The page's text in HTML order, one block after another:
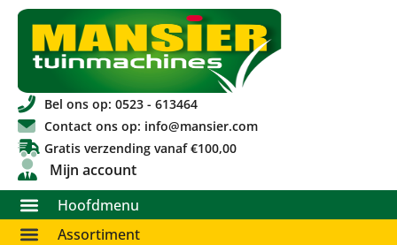
Bel ons op: 0523 - 613464
Contact ons op: info@mansier.com
Gratis verzending vanaf €100,00
Mijn account
Hoofdmenu
Assortiment